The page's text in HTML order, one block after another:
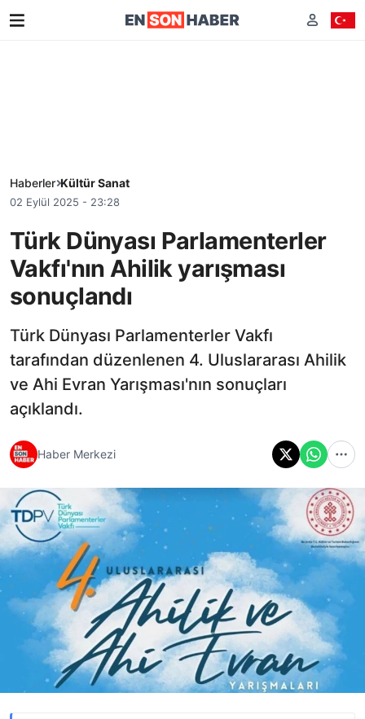
Haberler Kültür Sanat
02 Eylül 2025 - 23:28
Türk Dünyası Parlamenterler
Vakfı'nın Ahilik yarışması
sonuçlandı
Türk Dünyası Parlamenterler Vakfı
tarafından düzenlenen 4. Uluslararası Ahilik
ve Ahi Evran Yarışması'nın sonuçları
açıklandı.
Haber Merkezi